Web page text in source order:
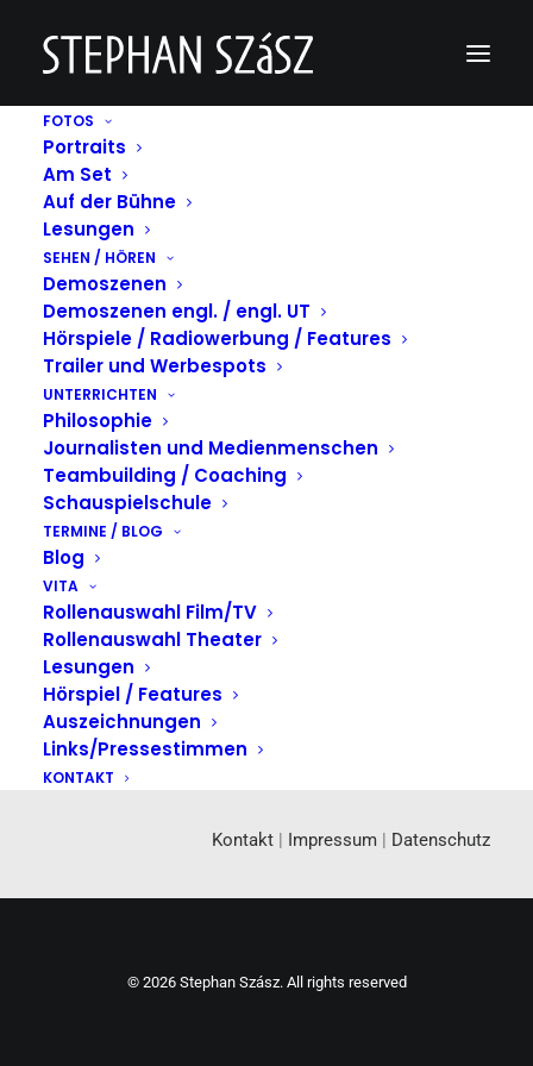
FOTOS
Portraits
Am Set
Auf der Bühne
Lesungen
SEHEN / HÖREN
Demoszenen
Demoszenen engl. / engl. UT
Hörspiele / Radiowerbung / Features
Trailer und Werbespots
UNTERRICHTEN
Philosophie
Journalisten und Medienmenschen
Teambuilding / Coaching
Schauspielschule
TERMINE / BLOG
Blog
VITA
Rollenauswahl Film/TV
Rollenauswahl Theater
Lesungen
Hörspiel / Features
Auszeichnungen
Links/Pressestimmen
KONTAKT
Taunuskrimi „Im Wald“ 1. & 2. Teil
Home
Taunuskrimi "Im Wald" 1. & 2. Teil
Taunuskrimi "Im Wald" 1. & 2. Teil
Kontakt | Impressum | Datenschutz
© 2026 Stephan Szász. All rights reserved